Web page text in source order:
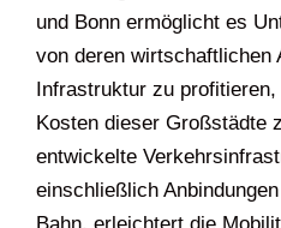
Personaldienstleister
strategischen Lage und
Die Stadt in Rheinland-
Rhein, was ihr historische
verschafft. Ihre Nähe zu
Wirtschaftszentren wie
ermöglicht es